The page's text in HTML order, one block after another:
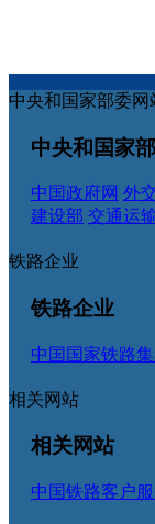
中央和国家部委网
中央和国家
中国政府网 外
建设部 交通运
铁路企业
铁路企业
中国国家铁路
相关网站
相关网站
中国铁路客户